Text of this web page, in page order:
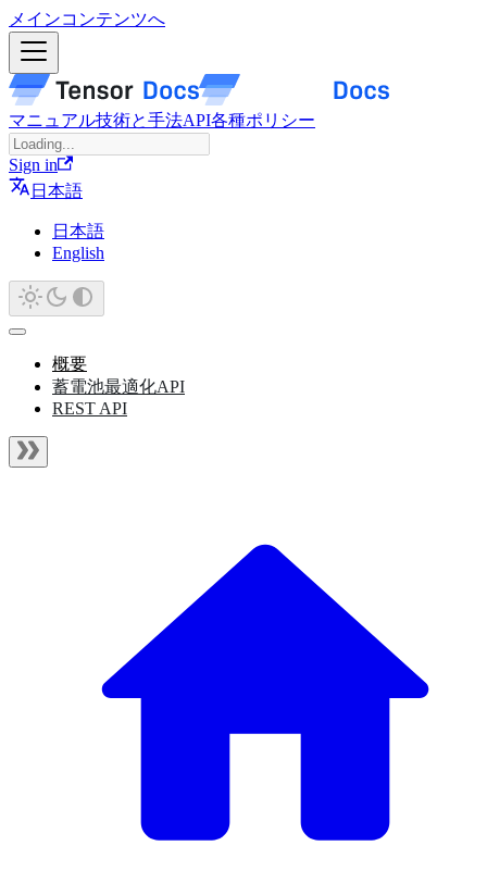
メインコンテンツへ
マニュアル技術と手法API各種ポリシー
Sign in
日本語
日本語
English
概要
蓄電池最適化API
REST API